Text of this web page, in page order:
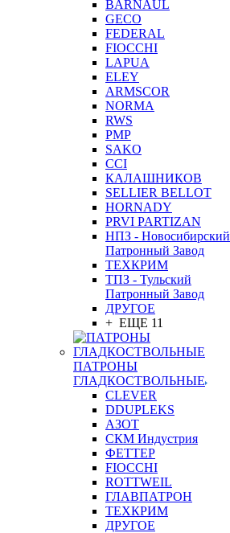
BARNAUL
GEСO
FEDERAL
FIOCCHI
LAPUA
ELEY
ARMSCOR
NORMA
RWS
PMP
SAKO
CCI
КАЛАШНИКОВ
SELLIER BELLOT
HORNADY
PRVI PARTIZAN
НПЗ - Новосибирский
Патронный Завод
ТЕХКРИМ
ТПЗ - Тульский
Патронный Завод
ДРУГОЕ
+ ЕЩЕ 11
ПАТРОНЫ
ГЛАДКОСТВОЛЬНЫЕ
CLEVER
DDUPLEKS
АЗОТ
СКМ Индустрия
ФЕТТЕР
FIOCCHI
ROTTWEIL
ГЛАВПАТРОН
ТЕХКРИМ
ДРУГОЕ